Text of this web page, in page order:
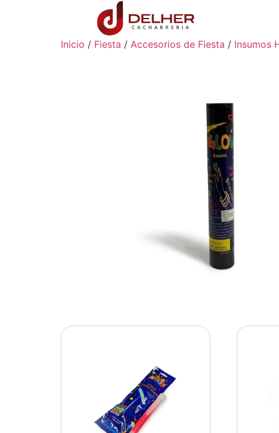
Inicio / Fiesta / Accesorios de Fiesta / Insumos